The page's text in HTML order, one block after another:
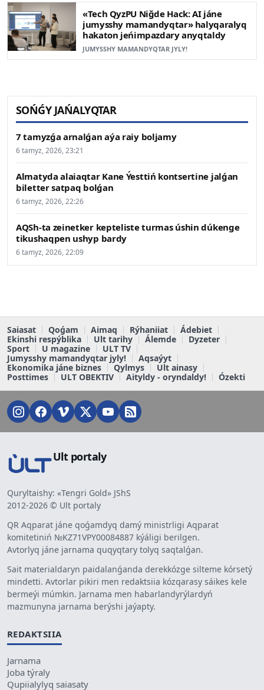
«Tech QyzPU Niğde Hack: AI jáne
jumysshy mamandyqtar» halyqaralyq
hakaton jeńimpazdary anyqtaldy
JUMYSSHY MAMANDYQTAR JYLY!
SOŃǴY JAŃALYQTAR
7 tamyzǵa arnalǵan aýa raiy boljamy
6 tamyz, 2026, 23:21
Almatyda alaiaqtar Kane Ýesttiń kontsertine jalǵan
biletter satpaq bolǵan
6 tamyz, 2026, 22:26
AQSh-ta zeinetker kepteliste turmas úshin dúkenge
tikushaqpen ushyp bardy
6 tamyz, 2026, 22:09
Saiasat Qoǵam Aimaq Rýhaniiat
Ádebiet
Ekinshi respýblika
Ult tarihy Álemde
Dyzeter
Sport
U magazine
ULT TV
Jumysshy mamandyqtar jyly!
Aqsaýyt
Ekonomika jáne biznes
Qylmys
Ult ainasy
Posttimes
ULT OBEKTIV Aityldy - oryndaldy! Ózekti
Ult portaly
Quryltaishy: «Tengri Gold» JShS
2012-2026 © Ult portaly
QR Aqparat jáne qoǵamdyq damý ministrligi Aqparat
komitetiniń №KZ71VPY00084887 kýáligi berilgen.
Avtorlyq jáne jarnama quqyqtary tolyq saqtalǵan.
Sait materialdaryn paidalanǵanda derekkózge silteme kórsetý
mindetti. Avtorlar pikiri men redaktsiia kózqarasy sáikes kele
bermeýi múmkin. Jarnama men habarlandyrýlardyń
mazmunyna jarnama berýshi jaýapty.
REDAKTSIIA
Jarnama
Joba týraly
Qupiialylyq saiasaty